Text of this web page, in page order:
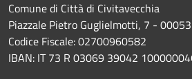
Comune di Città di Civitavecchia
Piazzale Pietro Guglielmotti, 7 -
Codice Fiscale: 02700960582
IBAN: IT 73 R 03069 39042